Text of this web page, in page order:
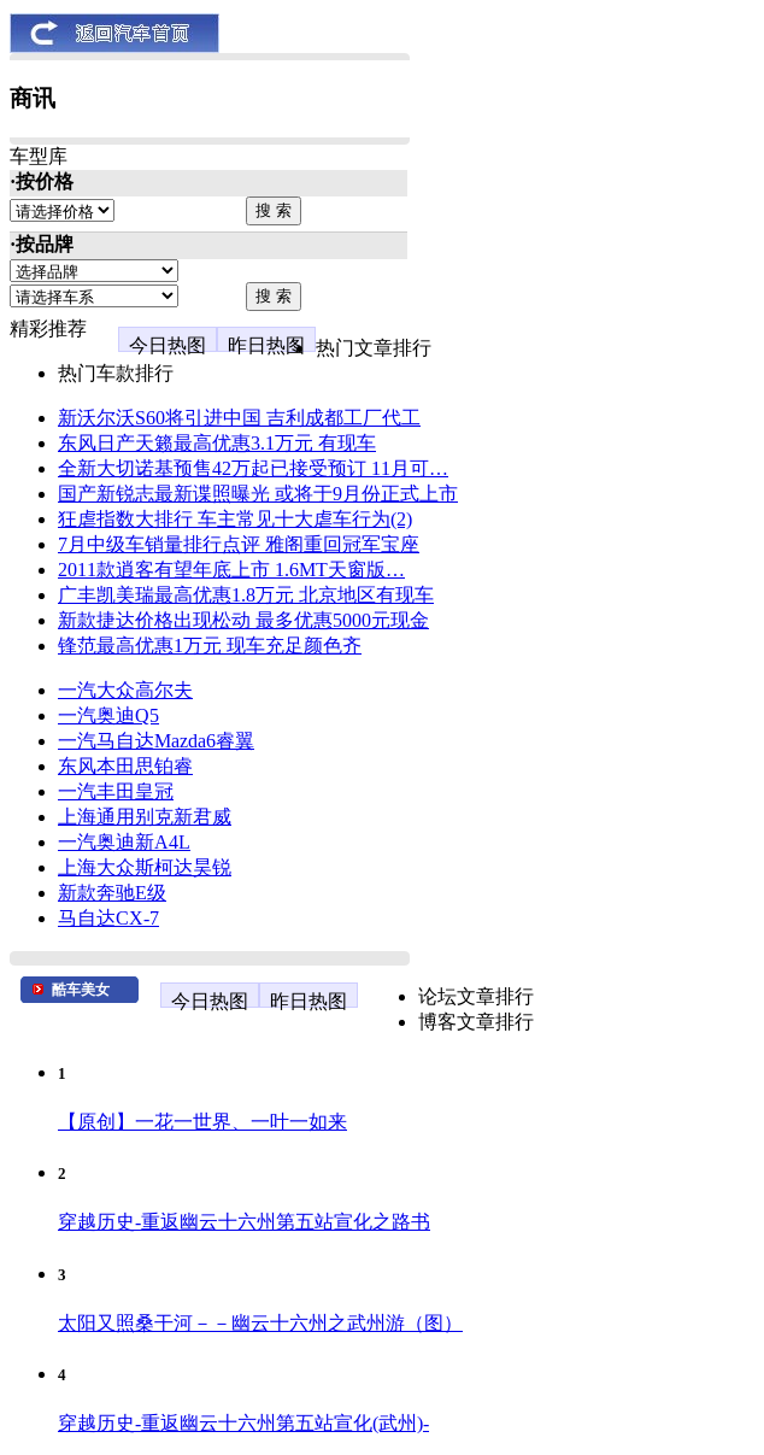
商讯
车型库
·按价格
·按品牌
精彩推荐
今日热图
昨日热图
热门文章排行
热门车款排行
新沃尔沃S60将引进中国 吉利成都工厂代工
东风日产天籁最高优惠3.1万元 有现车
全新大切诺基预售42万起已接受预订 11月可…
国产新锐志最新谍照曝光 或将于9月份正式上市
狂虐指数大排行 车主常见十大虐车行为(2)
7月中级车销量排行点评 雅阁重回冠军宝座
2011款逍客有望年底上市 1.6MT天窗版…
广丰凯美瑞最高优惠1.8万元 北京地区有现车
新款捷达价格出现松动 最多优惠5000元现金
锋范最高优惠1万元 现车充足颜色齐
一汽大众高尔夫
一汽奥迪Q5
一汽马自达Mazda6睿翼
东风本田思铂睿
一汽丰田皇冠
上海通用别克新君威
一汽奥迪新A4L
上海大众斯柯达昊锐
新款奔驰E级
马自达CX-7
酷车美女
今日热图 昨日热图
论坛文章排行
博客文章排行
1
【原创】一花一世界、一叶一如来
2
穿越历史-重返幽云十六州第五站宣化之路书
3
太阳又照桑干河－－幽云十六州之武州游（图）
4
穿越历史-重返幽云十六州第五站宣化(武州)-